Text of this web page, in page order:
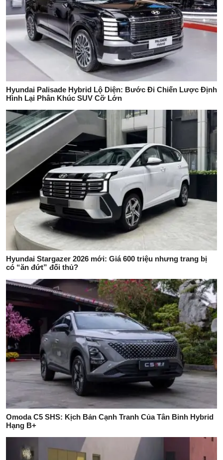
Hyundai Palisade Hybrid Lộ Diện: Bước Đi Chiến Lược Định
Hình Lại Phân Khúc SUV Cỡ Lớn
Hyundai Stargazer 2026 mới: Giá 600 triệu nhưng trang bị
có “ăn đứt” đối thủ?
Omoda C5 SHS: Kịch Bản Cạnh Tranh Của Tân Binh Hybrid
Hạng B+